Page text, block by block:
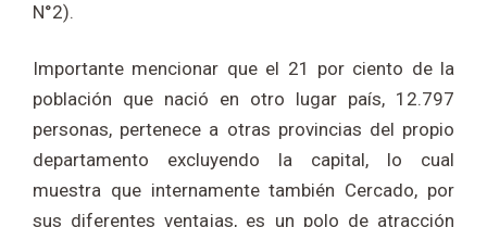
N°2).
Importante mencionar que el 21 por ciento de la
población que nació en otro lugar país, 12.797
personas, pertenece a otras provincias del propio
departamento excluyendo la capital, lo cual
muestra que internamente también Cercado, por
sus diferentes ventajas, es un polo de atracción